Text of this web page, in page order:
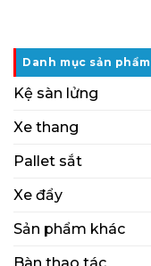
Danh mục sản phẩm
Kệ sàn lửng
Xe thang
Pallet sắt
Xe đẩy
Sản phẩm khác